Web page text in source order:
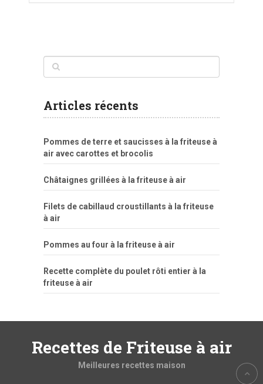
Articles récents
Pommes de terre et saucisses à la friteuse à
air avec carottes et brocolis
Châtaignes grillées à la friteuse à air
Filets de cabillaud croustillants à la friteuse
à air
Pommes au four à la friteuse à air
Recette complète du poulet rôti entier à la
friteuse à air
Recettes de Friteuse à air
Meilleures recettes maison